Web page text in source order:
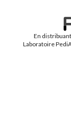
En
Laboratoire